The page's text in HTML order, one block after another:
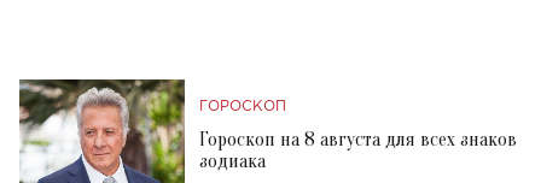
ГОРОСКОП
Гороскоп на 8 августа для всех знаков
зодиака